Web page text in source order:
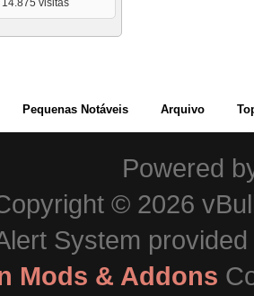
14.875 visitas
Pequenas Notáveis Arquivo
Powered
© 2026
System
Mods & Addons